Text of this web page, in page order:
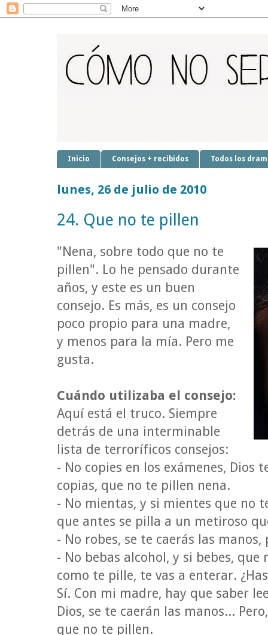
Inicio Consejos + recibidos Todos los
lunes, 26 de julio de 2010
24. Que no te pillen
"Nena, sobre todo que no te
pillen". Lo he pensado durante
años, y este es un buen
consejo. Es más, es un consejo
poco propio para una madre,
y menos para la mía. Pero me
gusta.
Cuándo utilizaba el consejo:
Aquí está el truco. Siempre
detrás de una interminable
lista de terroríficos consejos:
- No copies en los exámenes, Dios
copias, que no te pillen nena.
- No mientas, y si mientes que no
que antes se pilla a un metiroso
- No robes, se te caerás las
- No bebas alcohol, y si bebes,
como te pille, te vas a enterar.
Sí. Con mi madre, hay que saber
Dios, se te caerán las manos...
que no te pillen.